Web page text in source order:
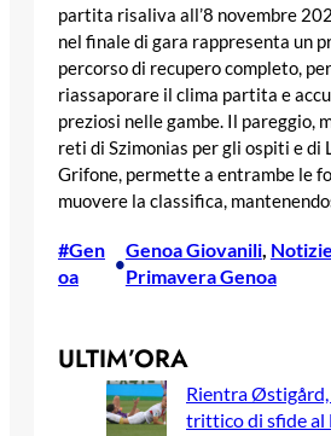
partita risaliva all’8 novembre
nel finale di gara rappresenta un
percorso di recupero completo,
riassaporare il clima partita e
preziosi nelle gambe. Il pareggio,
reti di Szimonias per gli ospiti e di
Grifone, permette a entrambe le
muovere la classifica,
#Gen
oa
•
Genoa Giovanili,
Primavera Genoa
ULTIM’ORA
Rientra
trittico di sfide al